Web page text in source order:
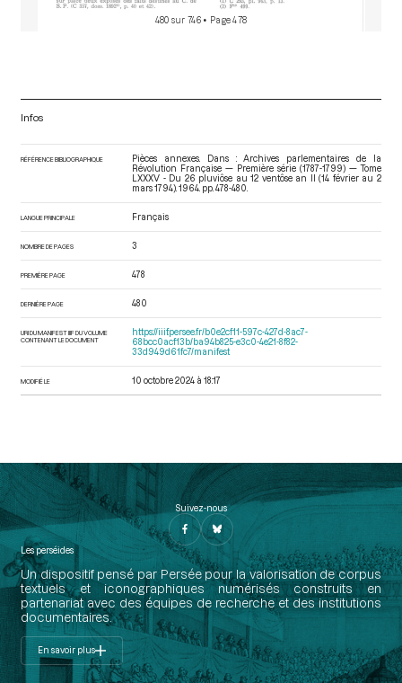
480 sur 746 • Page 478
Infos
RÉFÉRENCE BIBLIOGRAPHIQUE
Pièces annexes. Dans : Archives parlementaires de la
Révolution Française — Première série (1787-1799) — Tome
LXXXV - Du 26 pluviôse au 12 ventôse an II (14 février au 2
mars 1794) . 1964. pp. 478-480.
LANGUE PRINCIPALE Français
NOMBRE DE PAGES 3
PREMIÈRE PAGE 478
DERNIÈRE PAGE 480
URI DU MANIFEST IIIF DU VOLUME
CONTENANT LE DOCUMENT
https://iiif.persee.fr/b0e2cf11-597c-427d-8ac7-
68bcc0acf13b/ba94b825-e3c0-4e21-8f82-
33d949d61fc7/manifest
MODIFIÉ LE 10 octobre 2024 à 18:17
Suivez-nous
Les perséides
Un dispositif pensé par Persée pour la valorisation de corpus
textuels et iconographiques numérisés construits en
partenariat avec des équipes de recherche et des institutions
documentaires.
En savoir plus